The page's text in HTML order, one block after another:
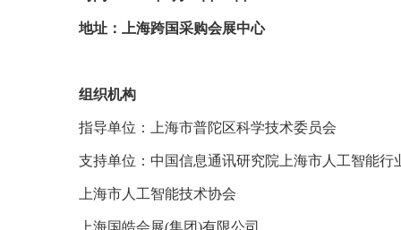
地址：上海跨国采购会展中心
组织机构
指导单位：上海市普陀区科学技术委员会
支持单位：中国信息通讯研究院上海市人工智能行
上海市人工智能技术协会
上海国皓会展(集团)有限公司